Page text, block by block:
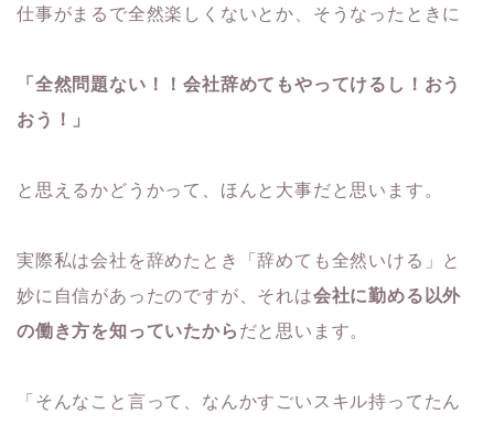
仕事がまるで全然楽しくないとか、そうなったときに
「全然問題ない！！会社辞めてもやってけるし！おう
おう！」
と思えるかどうかって、ほんと大事だと思います。
実際私は会社を辞めたとき「辞めても全然いける」と
妙に自信があったのですが、それは会社に勤める以外
の働き方を知っていたから だと思います。
「そんなこと言って、なんかすごいスキル持ってたん